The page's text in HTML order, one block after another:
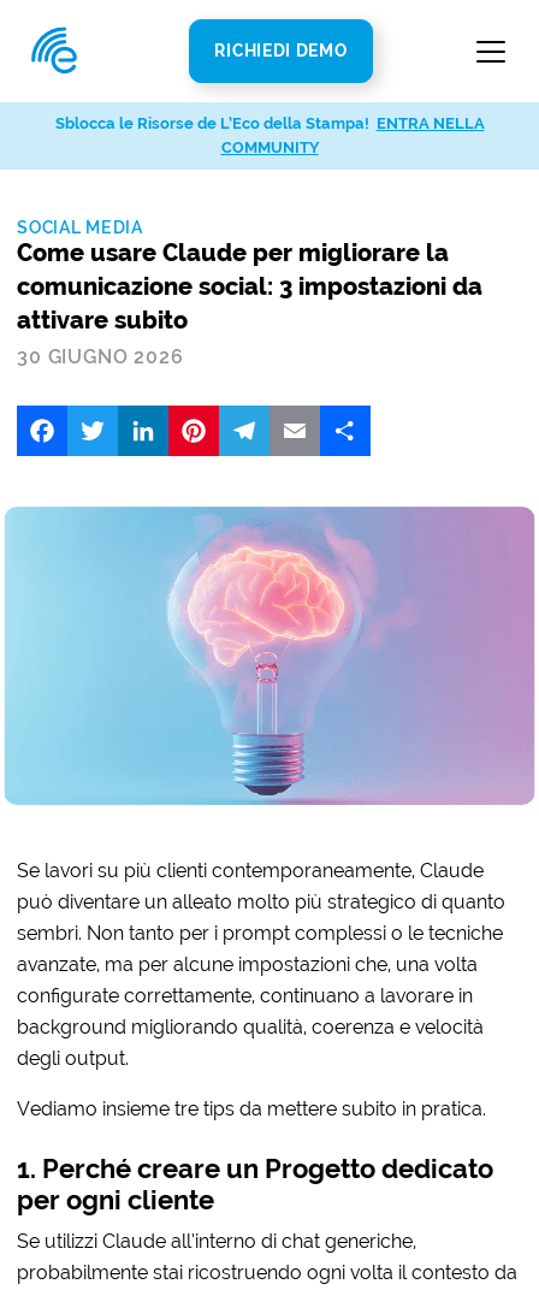
RICHIEDI DEMO
SOCIAL MEDIA
Come usare Claude per migliorare la
comunicazione social: 3 impostazioni da
attivare subito
30 GIUGNO 2026
FacebookTwitter LinkedIn
Se lavori su più clienti contemporaneamente, Claude
può diventare un alleato molto più strategico di quanto
sembri. Non tanto per i prompt complessi o le tecniche
avanzate, ma per alcune impostazioni che, una volta
configurate correttamente, continuano a lavorare in
background migliorando qualità, coerenza e velocità
degli output.
Vediamo insieme tre tips da mettere subito in pratica.
1. Perché creare un Progetto dedicato
per ogni cliente
Se utilizzi Claude all’interno di chat generiche,
probabilmente stai ricostruendo ogni volta il contesto da
Sblocca le Risorse de L’Eco della Stampa! ENTRA NELLA
COMMUNITY